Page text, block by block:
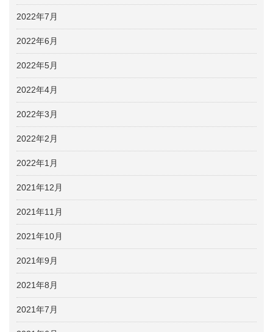
2022年7月
2022年6月
2022年5月
2022年4月
2022年3月
2022年2月
2022年1月
2021年12月
2021年11月
2021年10月
2021年9月
2021年8月
2021年7月